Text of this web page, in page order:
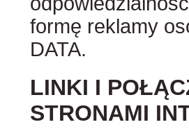
formę reklamy
DATA.
LINKI I
STRONAMI